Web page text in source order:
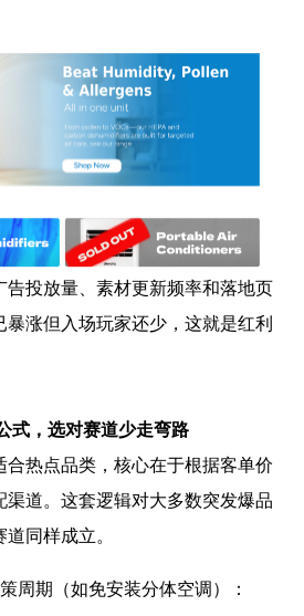
告投放量、素材更新频率和落地页
暴涨但入场玩家还少，这就是红利
式，选对赛道少走弯路
合热点品类，核心在于根据客单价
渠道。这套逻辑对大多数突发爆品
同样成立。
周期（如免安装分体空调）：